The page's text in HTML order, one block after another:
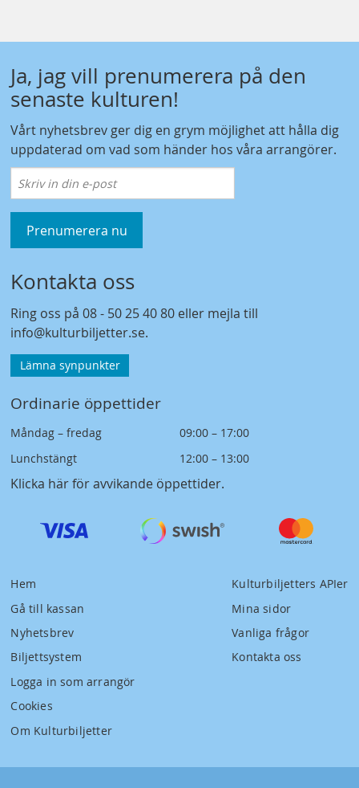
Ja, jag vill prenumerera på den
senaste kulturen!
Vårt nyhetsbrev ger dig en grym möjlighet att hålla dig
uppdaterad om vad som händer hos våra arrangörer.
Prenumerera nu
Kontakta oss
Ring oss på08 - 50 25 40 80 eller mejla till
info@kulturbiljetter.se.
Lämna synpunkter
Ordinarie öppettider
Måndag – fredag
09:00 – 17:00
Lunchstängt
12:00 – 13:00
Klicka här för avvikande öppettider.
Hem
Gå till kassan
Nyhetsbrev
Biljettsystem
Logga in som arrangör
Cookies
Om Kulturbiljetter
Kulturbiljetters APIer
Mina sidor
Vanliga frågor
Kontakta oss